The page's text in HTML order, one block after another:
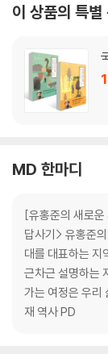
이 상품의 특별
MD 한마디
[유홍준의 새로
답사기> 유홍준
대를 대표하는 지
근차근 설명하는
가는 여정은 우리
재 역사 PD